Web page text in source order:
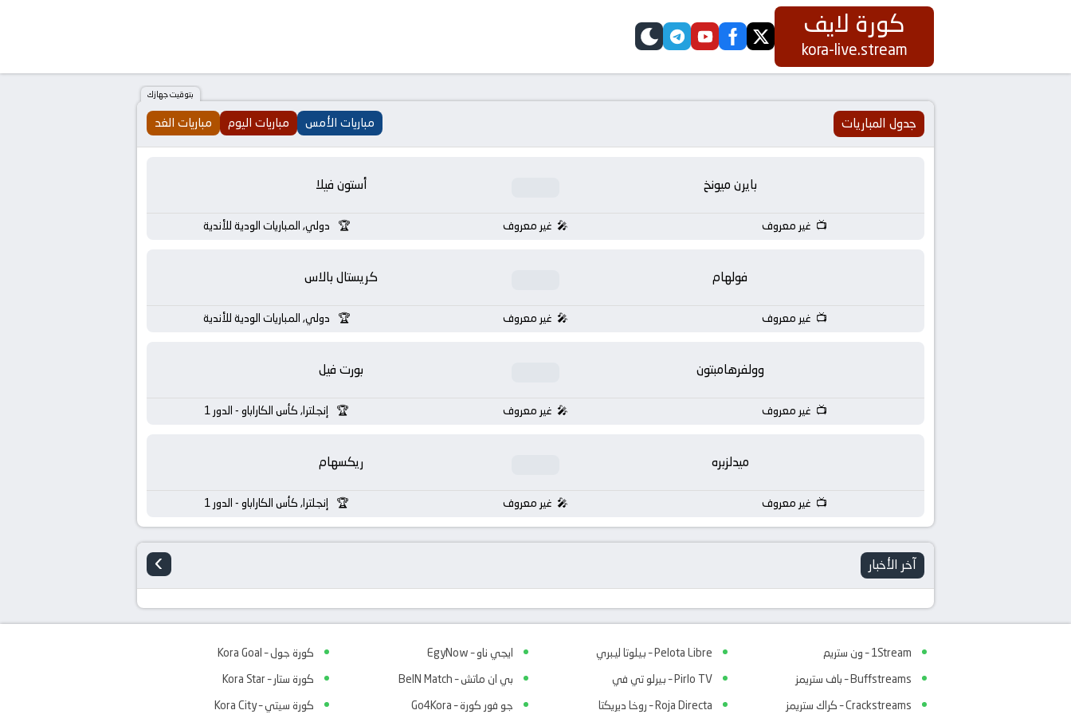
كورة
لايف
live
كورة لايف
kora-live.stream
twitter
facebook
youtube
telegram
skin
بتوقيت جهازك
جدول المباريات مباريات الأمس مباريات اليوم مباريات الغد
بايرن ميونخ أستون فيلا
غير معروف غير معروف دولي, المباريات الودية للأندية
فولهام كريستال بالاس
غير معروف غير معروف دولي, المباريات الودية للأندية
وولفرهامبتون بورت فيل
غير معروف غير معروف إنجلترا, كأس الكاراباو - الدور 1
ميدلزبره ريكسهام
غير معروف غير معروف إنجلترا, كأس الكاراباو - الدور 1
آخر الأخبار ›
1Stream – ون ستريم
Buffstreams – باف ستريمز
Crackstreams – كراك ستريمز
Pelota Libre – بيلوتا ليبري
Pirlo TV – بيرلو تي في
Roja Directa – روخا ديريكتا
ايجي ناو – EgyNow
بي ان ماتش – BeIN Match
جو فور كورة – Go4Kora
كورة جول – Kora Goal
كورة ستار – Kora Star
كورة سيتي – Kora City